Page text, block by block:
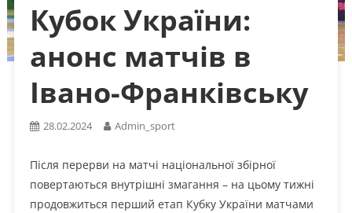
Кубок України:
анонс матчів в
Івано-Франківську
28.02.2024 Admin_sport
Після перерви на матчі національної збірної
повертаються внутрішні змагання – на цьому тижні
продовжиться перший етап Кубку України матчами